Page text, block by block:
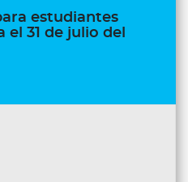
estudiantes
el 31 de julio del